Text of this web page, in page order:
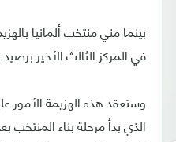
بينما مني منتخب ألمانيا
في المركز الثالث الأخير
وستعقد هذه الهزيمة الأمور
الذي بدأ مرحلة بناء المنتخب